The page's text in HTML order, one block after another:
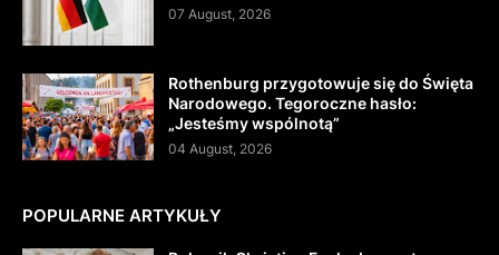
07 August, 2026
Rothenburg przygotowuje się do Święta
Narodowego. Tegoroczne hasło:
„Jesteśmy wspólnotą”
04 August, 2026
POPULARNE ARTYKUŁY